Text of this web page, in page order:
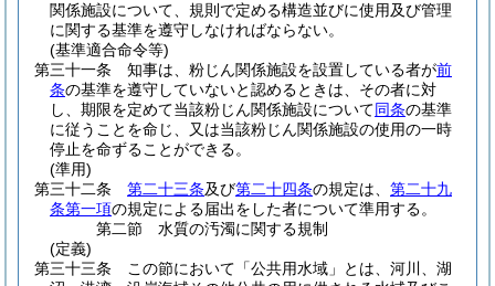
関係施設について、規則で定める構造並びに使用及び管理
に関する基準を遵守しなければならない。
(基準適合命令等)
第三十一条
知事は、粉じん関係施設を設置している者が前
条の基準を遵守していないと認めるときは、その者に対
し、期限を定めて当該粉じん関係施設について同条の基準
に従うことを命じ、又は当該粉じん関係施設の使用の一時
停止を命ずることができる。
(準用)
第三十二条
第二十三条及び第二十四条の規定は、 第二十九
条第一項の規定による届出をした者について準用する。
第二節
水質の汚濁に関する規制
(定義)
第三十三条
この節において「公共用水域」とは、河川、湖